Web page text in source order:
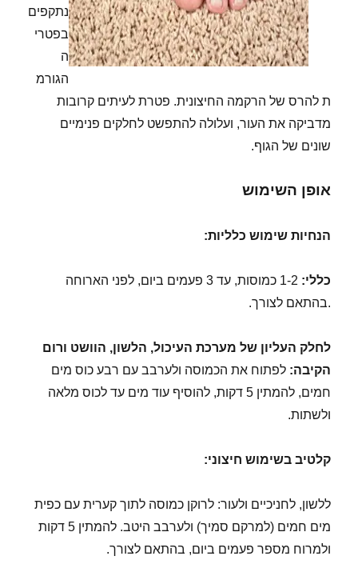
נתקפים
בפטרי
ה
הגורמ
ת להרס של הרקמה החיצונית. פטרת לעיתים קרובות
מדביקה את העור, ועלולה להתפשט לחלקים פנימיים
שונים של הגוף.
אופן השימוש
הנחיות שימוש כלליות:
כללי:
1-2 כמוסות, עד 3 פעמים ביום, לפני הארוחה
.בהתאם לצורך.
לחלק העליון של מערכת העיכול, הלשון, הוושט ורום
הקיבה:לפתוח את הכמוסה ולערבב עם רבע כוס מים
חמים, להמתין 5 דקות, להוסיף עוד מים עד לכוס מלאה
ולשתות.
קלטיב בשימוש חיצוני:
ללשון, לחניכיים ולעור: לרוקן כמוסה לתוך קערית עם כפית
מים חמים (למרקם סמיך) ולערבב היטב. להמתין 5 דקות
ולמרוח מספר פעמים ביום, בהתאם לצורך.